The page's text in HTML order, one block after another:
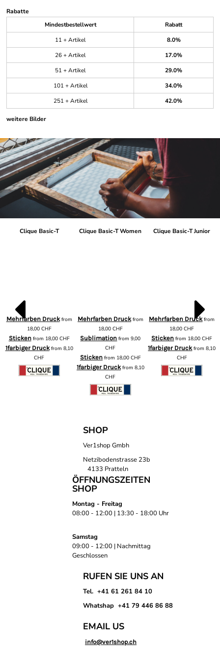
Rabatte
Mindestbestellwert
Rabatt
11 + Artikel
8.0%
26 + Artikel
17.0%
51 + Artikel
29.0%
101 + Artikel
34.0%
251 + Artikel
42.0%
weitere Bilder
Clique Basic-T
Mehrfarben Druckfrom
18,00 CHF
Stickenfrom 18,00 CHF
1farbiger Druckfrom 8,10
CHF
Clique Basic-T Women
Mehrfarben Druckfrom
18,00 CHF
Sublimation from9,00
CHF
Stickenfrom 18,00 CHF
1farbiger Druckfrom 8,10
CHF
Clique Basic-T Junior
Mehrfarben Druckfrom
18,00CHF
Sticken from 18,00CHF
1farbiger Druckfrom8,10
CHF
SHOP
Ver1shop Gmbh
Netzibodenstrasse 23b
4133 Pratteln
ÖFFNUNGSZEITEN
SHOP
Montag - Freitag
08:00 - 12:00 | 13:30 - 18:00 Uhr
Samstag
09:00 - 12:00 | Nachmittag
Geschlossen
RUFEN SIE UNS AN
Tel. +41 61 261 84 10
Whatshap +41 79 446 86 88
EMAIL US
info@ver1shop.ch